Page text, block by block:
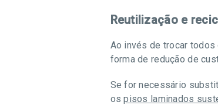
Reutilização e
Ao invés de trocar
forma de redução de
Se for necessário
ospisos laminados